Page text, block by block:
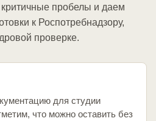
пробелы и даем
к Роспотребнадзору,
проверке.
для студии
что можно оставить без